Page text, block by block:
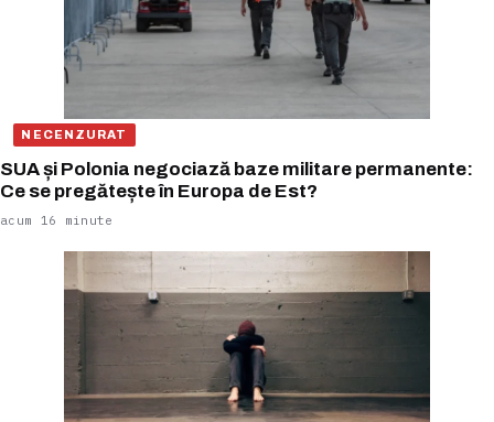
NECENZURAT
SUA și Polonia negociază baze militare permanente:
Ce se pregătește în Europa de Est?
acum 16 minute